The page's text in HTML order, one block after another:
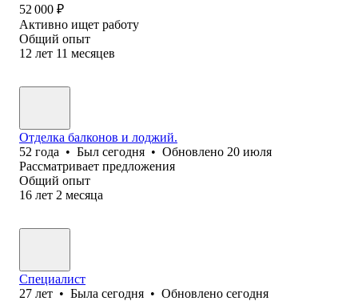
52 000 ₽
Активно ищет работу
Общий опыт
12 лет 11 месяцев
Отделка балконов и лоджий.
52 года • Был сегодня • Обновлено 20 июля
Рассматривает предложения
Общий опыт
16 лет 2 месяца
Специалист
27 лет • Была сегодня • Обновлено сегодня